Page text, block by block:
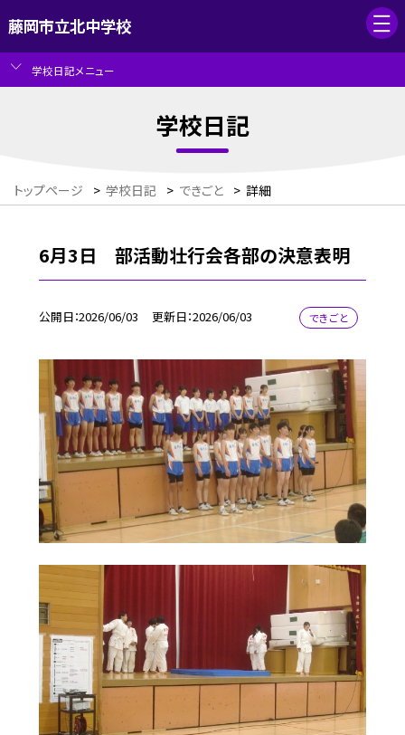
藤岡市立北中学校
学校日記メニュー
学校日記
トップページ > 学校日記 > できごと > 詳細
6月3日 部活動壮行会各部の決意表明
公開日 2026/06/03 更新日 2026/06/03 できごと